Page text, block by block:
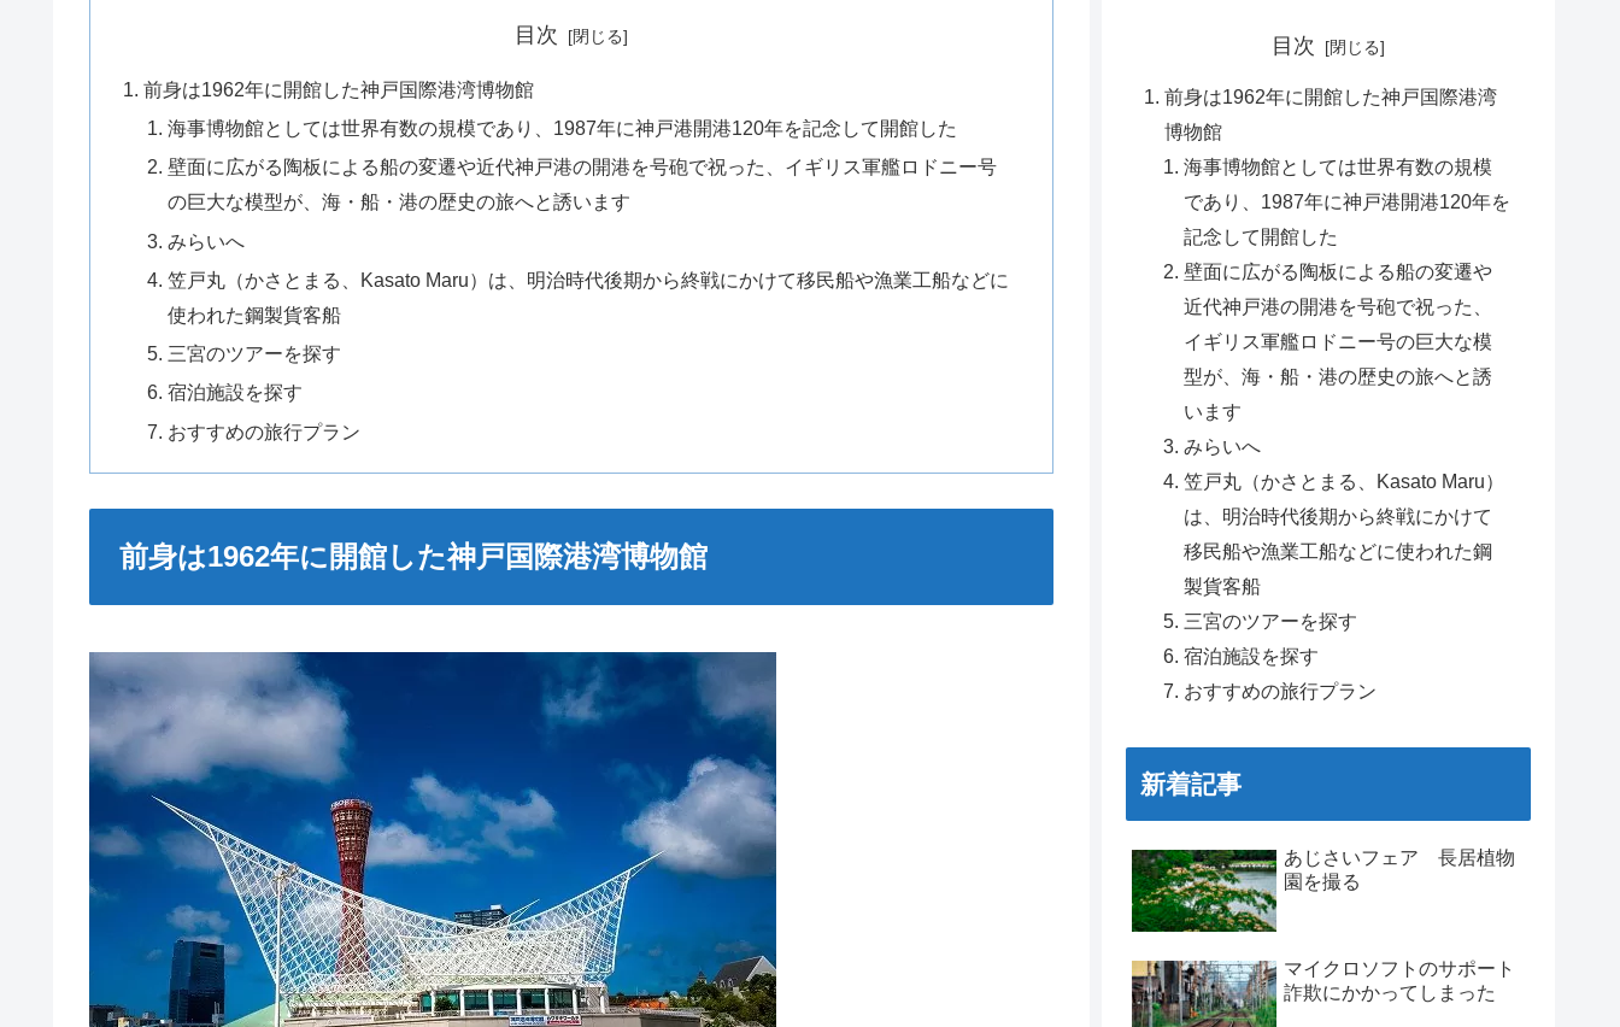
目次
前身は1962年に開館した神戸国際港湾博物館
海事博物館としては世界有数の規模であり、1987年に神戸港開港120年を記念して開館した
壁面に広がる陶板による船の変遷や近代神戸港の開港を号砲で祝った、イギリス軍艦ロドニー号
の巨大な模型が、海・船・港の歴史の旅へと誘います
みらいへ
笠戸丸（かさとまる、Kasato Maru）は、明治時代後期から終戦にかけて移民船や漁業工船などに
使われた鋼製貨客船
三宮のツアーを探す
宿泊施設を探す
おすすめの旅行プラン
前身は1962年に開館した神戸国際港湾博物館
目次
前身は1962年に開館した神戸国際港湾
博物館
海事博物館としては世界有数の規模
であり、1987年に神戸港開港120年を
記念して開館した
壁面に広がる陶板による船の変遷や
近代神戸港の開港を号砲で祝った、
イギリス軍艦ロドニー号の巨大な模
型が、海・船・港の歴史の旅へと誘
います
みらいへ
笠戸丸（かさとまる、Kasato Maru）
は、明治時代後期から終戦にかけて
移民船や漁業工船などに使われた鋼
製貨客船
三宮のツアーを探す
宿泊施設を探す
おすすめの旅行プラン
新着記事
あじさいフェア 長居植物
園を撮る
マイクロソフトのサポート
詐欺にかかってしまった